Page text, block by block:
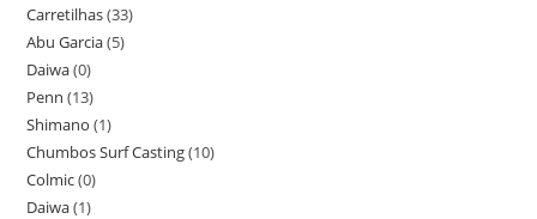
Carretilhas(33)
Abu Garcia(5)
Daiwa(0)
Penn (13)
Shimano (1)
Chumbos Surf Casting(10)
Colmic(0)
Daiwa(1)